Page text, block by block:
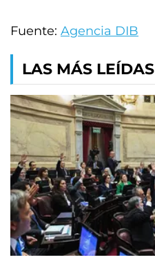
Fuente: Agencia DIB
LAS MÁS LEÍDAS